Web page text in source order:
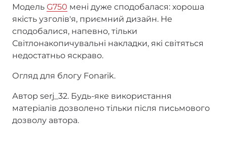
Модель G750 мені дуже сподобалася: хороша
якість узголів'я, приємний дизайн. Не
сподобалися, напевно, тільки
Світлонакопичувальні накладки, які світяться
недостатньо яскраво.
Огляд для блогу Fonarik.
Автор serj_32. Будь-яке використання
матеріалів дозволено тільки після письмового
дозволу автора.